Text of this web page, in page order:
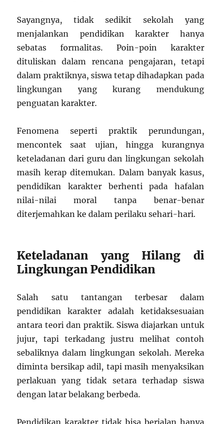
Sayangnya, tidak sedikit sekolah yang
menjalankan pendidikan karakter hanya
sebatas formalitas. Poin-poin karakter
dituliskan dalam rencana pengajaran, tetapi
dalam praktiknya, siswa tetap dihadapkan pada
lingkungan yang kurang mendukung
penguatan karakter.
Fenomena seperti praktik perundungan,
mencontek saat ujian, hingga kurangnya
keteladanan dari guru dan lingkungan sekolah
masih kerap ditemukan. Dalam banyak kasus,
pendidikan karakter berhenti pada hafalan
nilai-nilai moral tanpa benar-benar
diterjemahkan ke dalam perilaku sehari-hari.
Keteladanan yang Hilang di
Lingkungan Pendidikan
Salah satu tantangan terbesar dalam
pendidikan karakter adalah ketidaksesuaian
antara teori dan praktik. Siswa diajarkan untuk
jujur, tapi terkadang justru melihat contoh
sebaliknya dalam lingkungan sekolah. Mereka
diminta bersikap adil, tapi masih menyaksikan
perlakuan yang tidak setara terhadap siswa
dengan latar belakang berbeda.